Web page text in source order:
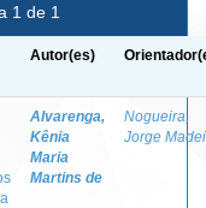
1 de 1
Autor(es)
Alvarenga,
Kênia
Maria
Martins de
Nogueira,
Jorge